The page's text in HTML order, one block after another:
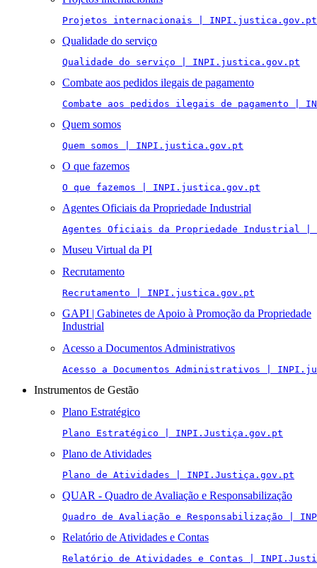
Projetos internacionais | INPI.justica.gov.pt
Qualidade do serviço
Qualidade do serviço | INPI.justica.gov.pt
Combate aos pedidos ilegais de pagamento
Combate aos pedidos ilegais de pagamento |
Quem somos
Quem somos | INPI.justica.gov.pt
O que fazemos
O que fazemos | INPI.justica.gov.pt
Agentes Oficiais da Propriedade Industrial
Agentes Oficiais da Propriedade Industrial
Museu Virtual da PI
Recrutamento
Recrutamento | INPI.justica.gov.pt
GAPI | Gabinetes de Apoio à Promoção da Propriedade
Industrial
Acesso a Documentos Administrativos
Acesso a Documentos Administrativos |
Instrumentos de Gestão
Plano Estratégico
Plano Estratégico | INPI.Justiça.gov.pt
Plano de Atividades
Plano de Atividades | INPI.Justiça.gov.pt
QUAR - Quadro de Avaliação e Responsabilização
Quadro de Avaliação e Responsabilização |
Relatório de Atividades e Contas
Relatório de Atividades e Contas |